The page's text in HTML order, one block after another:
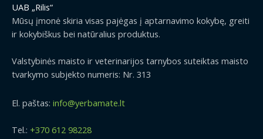
UAB „Rilis“
Mūsų įmonė skiria visas pajėgas į aptarnavimo kokybę, greiti
ir kokybiškus bei natūralius produktus.
Valstybinės maisto ir veterinarijos tarnybos suteiktas maisto
tvarkymo subjekto numeris: Nr. 313
El. paštas: info@yerbamate.lt
Tel.: +370 612 98228